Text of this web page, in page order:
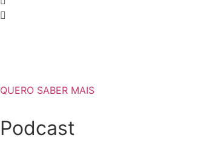
QUERO SABER MAIS
Podcast